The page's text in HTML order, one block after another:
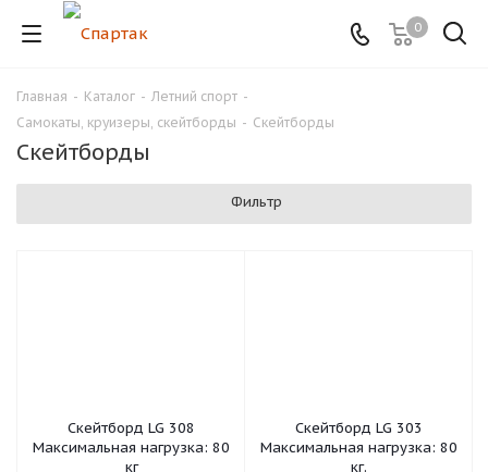
0
Главная - Каталог - Летний спорт -
Самокаты, круизеры, скейтборды - Скейтборды
Скейтборды
Фильтр
Скейтборд LG 308
Максимальная нагрузка: 80
кг
Скейтборд LG 303
Максимальная нагрузка: 80
кг.